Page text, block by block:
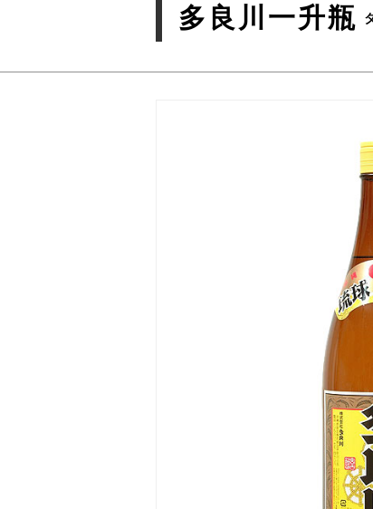
多良川一升瓶